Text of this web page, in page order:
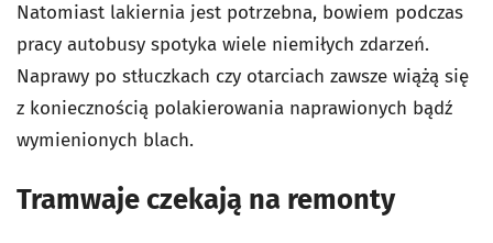
Natomiast lakiernia jest potrzebna, bowiem podczas
pracy autobusy spotyka wiele niemiłych zdarzeń.
Naprawy po stłuczkach czy otarciach zawsze wiążą się
z koniecznością polakierowania naprawionych bądź
wymienionych blach.
Tramwaje czekają na remonty